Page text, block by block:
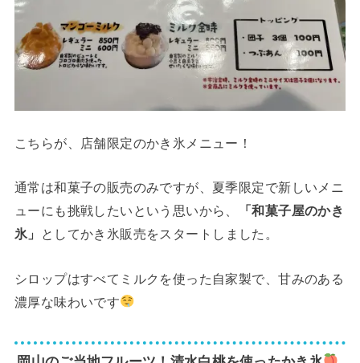
こちらが、店舗限定のかき氷メニュー！
通常は和菓子の販売のみですが、夏季限定で新しいメニ
ューにも挑戦したいという思いから、
「和菓子屋のかき
氷」
としてかき氷販売をスタートしました。
シロップはすべてミルクを使った自家製で、甘みのある
濃厚な味わいです